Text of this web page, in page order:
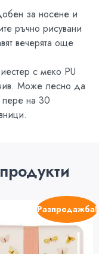
за носене и
ръчно рисувани
вечерята още
с меко PU
Може лесно да
на 30
Разпродажба!